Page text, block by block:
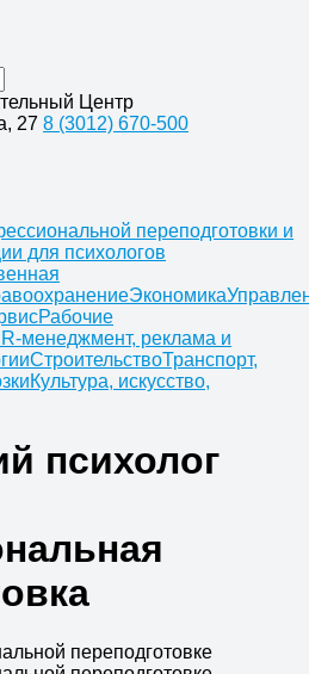
Центр
27 8 (3012) 670-500
переподготовки и
для психологов
Экономика
Рабочие
менеджмент, реклама и
СтроительствоТранспорт,
Культура, искусство,
психолог